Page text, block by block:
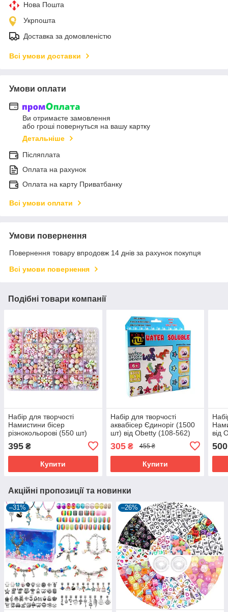
Нова Пошта
Укрпошта
Доставка за домовленістю
Всі умови доставки
Умови оплати
Ви отримаєте замовлення
або гроші повернуться на вашу картку
Детальніше
Післяплата
Оплата на рахунок
Оплата на карту Приватбанку
Всі умови оплати
Умови повернення
Повернення товару впродовж 14 днів за рахунок покупця
Всі умови повернення
Подібні товари компанії
Набір для творчості
Намистини бісер
різнокольорові (550 шт)
395 ₴
Купити
Набір для творчості
аквабісер Єдиноріг (1500
шт) від Obetty (108-562)
305₴ 455 ₴
Купити
від
500
Акційні пропозиції та новинки
–31% –26%